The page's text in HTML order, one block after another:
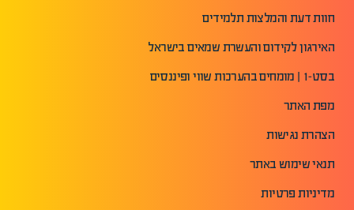
חוות דעת והמלצות תלמידים
האירגון לקידום והעשרת שמאים בישראל
בסט-1 | מומחים בהערכות שווי ופיננסים
מפת האתר
הצהרת נגישות
תנאי שימוש באתר
מדיניות פרטיות